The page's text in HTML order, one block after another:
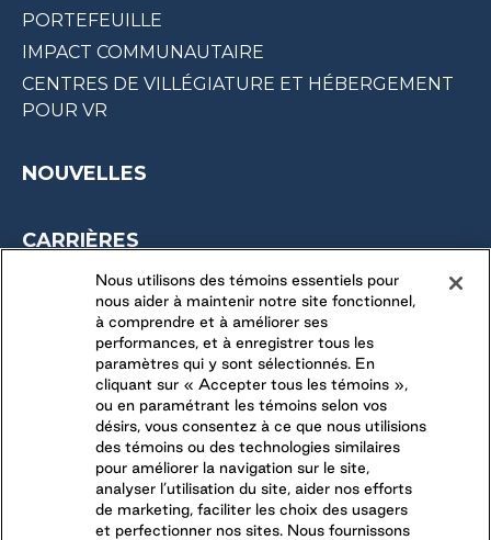
PORTEFEUILLE
IMPACT COMMUNAUTAIRE
CENTRES DE VILLÉGIATURE ET HÉBERGEMENT
POUR VR
NOUVELLES
CARRIÈRES
OPPORTUNITÉS SAISONNIÈRES
DERNIÈRES OPPORTUNITÉS
CONNECTEZ-VOUS AVEC NOUS
SUIVEZ-NOUS SUR
Nous utilisons des témoins essentiels pour
nous aider à maintenir notre site fonctionnel,
à comprendre et à améliorer ses
performances, et à enregistrer tous les
paramètres qui y sont sélectionnés. En
cliquant sur « Accepter tous les témoins »,
ou en paramétrant les témoins selon vos
désirs, vous consentez à ce que nous utilisions
des témoins ou des technologies similaires
pour améliorer la navigation sur le site,
analyser l’utilisation du site, aider nos efforts
de marketing, faciliter les choix des usagers
et perfectionner nos sites. Nous fournissons